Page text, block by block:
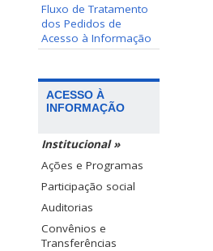
Fluxo de Tratamento
dos Pedidos de
Acesso à Informação
ACESSO À
INFORMAÇÃO
Institucional »
Ações e Programas
Participação social
Auditorias
Convênios e
Transferências